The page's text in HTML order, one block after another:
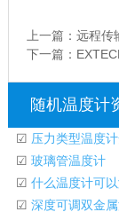
上一篇： 远程传
下一篇：
随机温度计
☑ 压力类型温度
☑ 玻璃管温度计
☑ 什么温度计可
300度的温度
☑ 深度可调双金